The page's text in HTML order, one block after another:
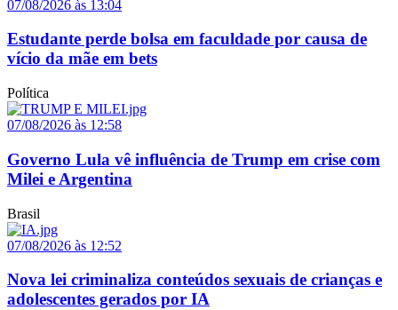
07/08/2026 às 13:04
Estudante perde bolsa em faculdade por causa de
vício da mãe em bets
Política
07/08/2026 às 12:58
Governo Lula vê influência de Trump em crise com
Milei e Argentina
Brasil
07/08/2026 às 12:52
Nova lei criminaliza conteúdos sexuais de crianças e
adolescentes gerados por IA